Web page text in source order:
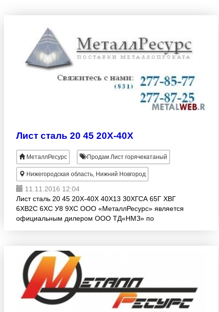
Лист сталь 20 45 20Х-40Х
МеталлРесурс Продам Лист горячекатаный
Нижегородская область, Нижний Новгород
11.11.2016 12:04
Лист сталь 20 45 20Х-40Х 40Х13 30ХГСА 65Г ХВГ
6ХВ2С 6ХС У8 9ХС ООО «МеталлРесурс» является
официальным дилером ООО ТД«НМЗ» по